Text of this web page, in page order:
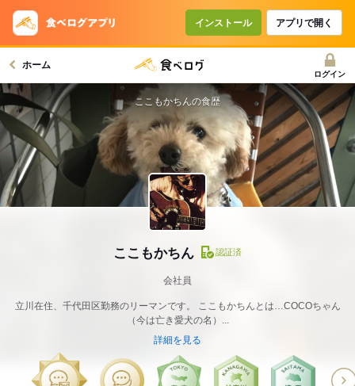
インストール アプリで開く
ホーム
ログイン
ここもかちん 認証済
会社員
立川在住、千代田区勤務のリーマンです。 ここもかちんとは…COCOちゃん
（今は亡き愛犬の名）...
詳細を見る
ここもかちんの食歴